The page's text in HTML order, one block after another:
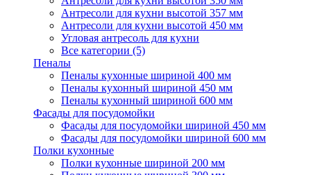
Антресоли для кухни высотой 357 мм
Антресоли для кухни высотой 450 мм
Угловая антресоль для кухни
Все категории (5)
Пеналы
Пеналы кухонные шириной 400 мм
Пеналы кухонный шириной 450 мм
Пеналы кухонный шириной 600 мм
Фасады для посудомойки
Фасады для посудомойки шириной 450 мм
Фасады для посудомойки шириной 600 мм
Полки кухонные
Полки кухонные шириной 200 мм